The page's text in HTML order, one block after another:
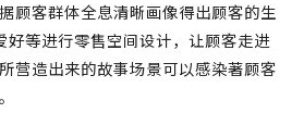
顾客群体全息清晰画像得出顾客的生
好等进行零售空间设计，让顾客走进
营造出来的故事场景可以感染著顾客